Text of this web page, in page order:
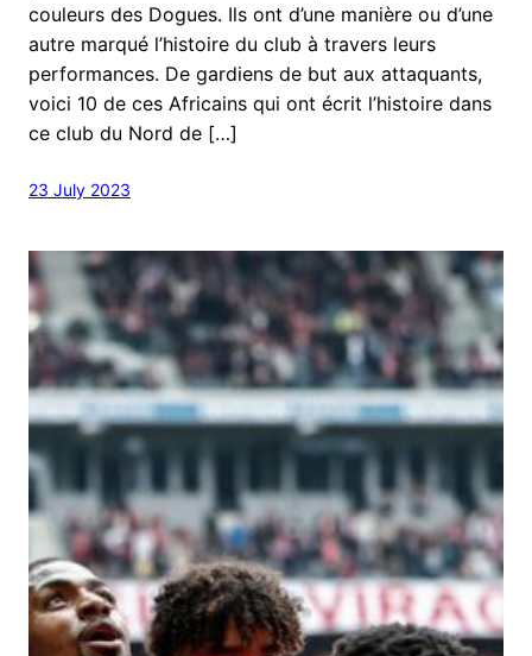
couleurs des Dogues. Ils ont d’une manière ou d’une
autre marqué l’histoire du club à travers leurs
performances. De gardiens de but aux attaquants,
voici 10 de ces Africains qui ont écrit l’histoire dans
ce club du Nord de […]
23 July 2023